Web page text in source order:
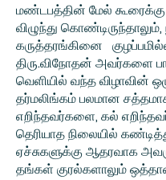
மண்டபத்தின் மேல்
விழுந்து
கருத்தரங்கினை
திரு.விநோதன் அவர்களை
வெளியில் வந்த விழாவின்
தர்மலிங்கம் பலமான
எறிந்தவர்களை, கல்
தெரியாத நிலையில்
ஏச்சுகளுக்கு ஆதரவாக
தங்கள் குரல்களாலும்